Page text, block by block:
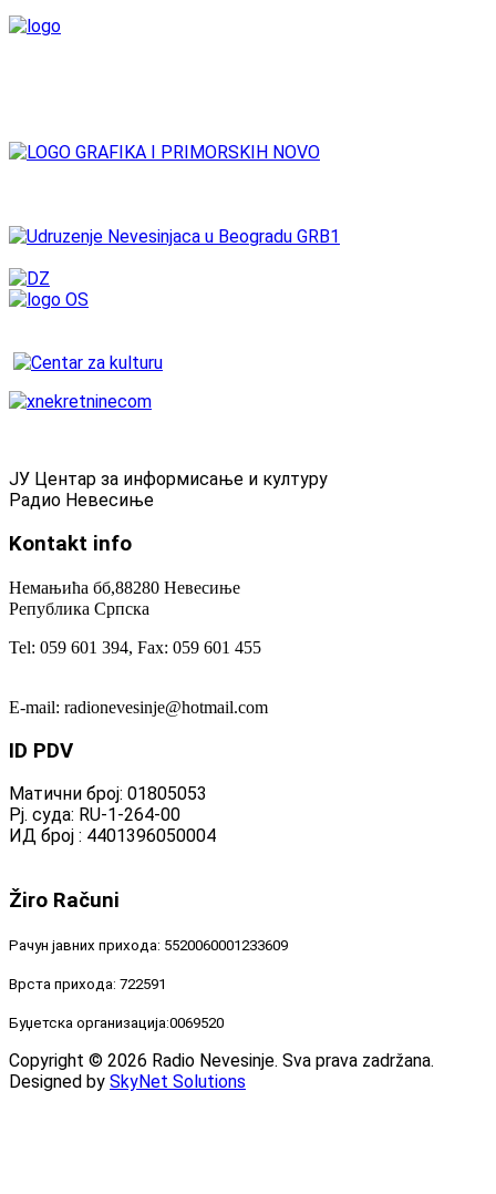
ЈУ Центар за информисање и културу
Радио Невесиње
Kontakt info
Немањића бб,88280 Невесиње
Република Српска
Tel: 059 601 394, Fax: 059 601 455
E-mail: radionevesinje@hotmail.com
ID PDV
Матични број: 01805053
Рј. суда: RU-1-264-00
ИД број : 4401396050004
Žiro Računi
Рачун јавних прихода: 5520060001233609
Врста прихода: 722591
Буџетска организација:0069520
Copyright © 2026 Radio Nevesinje. Sva prava zadržana.
Designed by SkyNet Solutions